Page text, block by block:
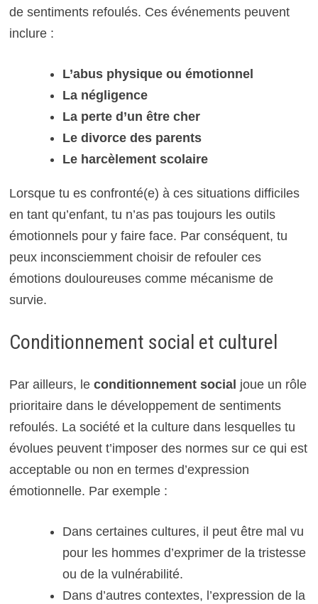
de sentiments refoulés. Ces événements peuvent
inclure :
L’abus physique ou émotionnel
La négligence
La perte d’un être cher
Le divorce des parents
Le harcèlement scolaire
Lorsque tu es confronté(e) à ces situations difficiles
en tant qu’enfant, tu n’as pas toujours les outils
émotionnels pour y faire face. Par conséquent, tu
peux inconsciemment choisir de refouler ces
émotions douloureuses comme mécanisme de
survie.
Conditionnement social et culturel
Par ailleurs, le conditionnement social joue un rôle
prioritaire dans le développement de sentiments
refoulés. La société et la culture dans lesquelles tu
évolues peuvent t’imposer des normes sur ce qui est
acceptable ou non en termes d’expression
émotionnelle. Par exemple :
Dans certaines cultures, il peut être mal vu
pour les hommes d’exprimer de la tristesse
ou de la vulnérabilité.
Dans d’autres contextes, l’expression de la